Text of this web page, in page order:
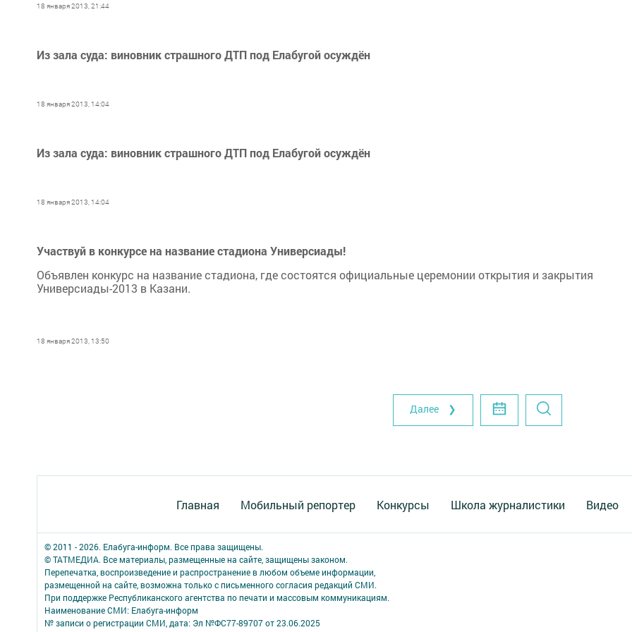
18 января 2013, 21:44
Из зала суда: виновник страшного ДТП под Елабугой осуждён
18 января 2013, 14:04
Из зала суда: виновник страшного ДТП под Елабугой осуждён
18 января 2013, 14:04
Участвуй в конкурсе на название стадиона Универсиады!
Объявлен конкурс на название стадиона, где состоятся официальные церемонии открытия и закрытия
Универсиады-2013 в Казани.
18 января 2013, 13:50
Далее ❯
Главная Мобильный репортер Конкурсы Школа журналистики Видео
© 2011 - 2026. Елабуга-информ. Все права защищены.
© ТАТМЕДИА. Все материалы, размещенные на сайте, защищены законом.
Перепечатка, воспроизведение и распространение в любом объеме информации,
размещенной на сайте, возможна только с письменного согласия редакций СМИ.
При поддержке Республиканского агентства по печати и массовым коммуникациям.
Наименование СМИ: Елабуга-информ
№ записи о регистрации СМИ, дата: Эл №ФС77-89707 от 23.06.2025